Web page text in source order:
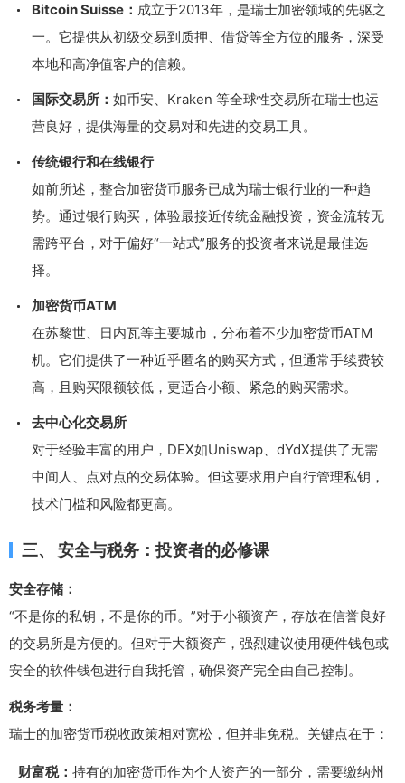
Bitcoin Suisse： 成立于2013年，是瑞士加密领域的先驱之
一。它提供从初级交易到质押、借贷等全方位的服务，深受
本地和高净值客户的信赖。
国际交易所： 如币安、Kraken 等全球性交易所在瑞士也运
营良好，提供海量的交易对和先进的交易工具。
传统银行和在线银行
如前所述，整合加密货币服务已成为瑞士银行业的一种趋
势。通过银行购买，体验最接近传统金融投资，资金流转无
需跨平台，对于偏好“一站式”服务的投资者来说是最佳选
择。
加密货币ATM
在苏黎世、日内瓦等主要城市，分布着不少加密货币ATM
机。它们提供了一种近乎匿名的购买方式，但通常手续费较
高，且购买限额较低，更适合小额、紧急的购买需求。
去中心化交易所
对于经验丰富的用户，DEX如Uniswap、dYdX提供了无需
中间人、点对点的交易体验。但这要求用户自行管理私钥，
技术门槛和风险都更高。
三、 安全与税务：投资者的必修课
安全存储：
“不是你的私钥，不是你的币。”对于小额资产，存放在信誉良好
的交易所是方便的。但对于大额资产，强烈建议使用硬件钱包或
安全的软件钱包进行自我托管，确保资产完全由自己控制。
税务考量：
瑞士的加密货币税收政策相对宽松，但并非免税。关键点在于：
财富税： 持有的加密货币作为个人资产的一部分，需要缴纳州